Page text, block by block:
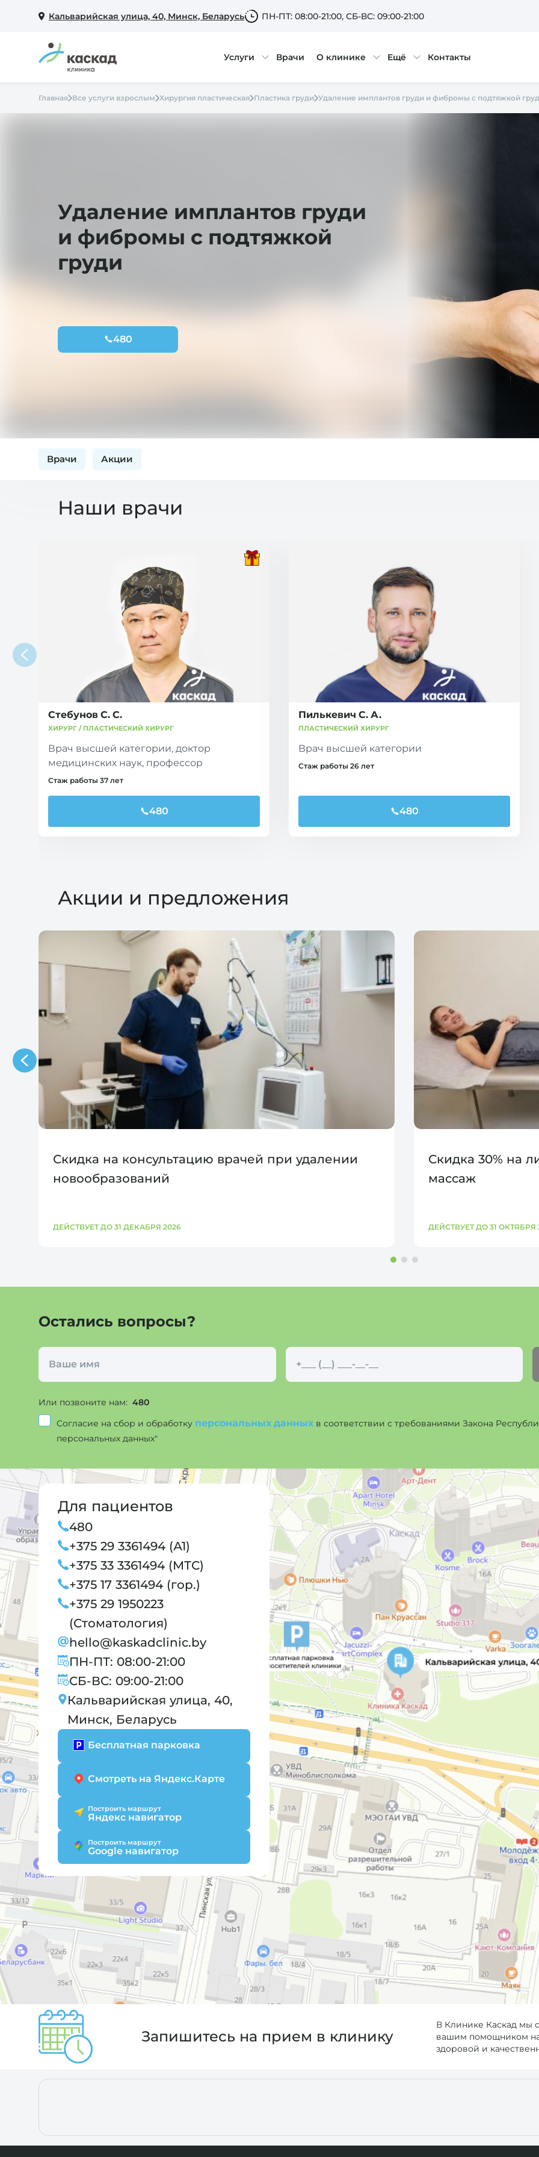
Кальварийская улица, 40, Минск, Беларусь ПН-ПТ: 08:00-21:00, СБ-ВС: 09:00-21:00
Услуги Врачи О клинике Ещё Контакты
Главная Все услуги взрослым Хирургия пластическая Пластика груди Удаление имплантов груди и фибромы с подтяжкой
Удаление имплантов груди
и фибромы с подтяжкой
груди
480
Врачи Акции
Наши врачи
Стебунов С. С.
ХИРУРГ / ПЛАСТИЧЕСКИЙ ХИРУРГ
Врач высшей категории, доктор
медицинских наук, профессор
Стаж работы 37 лет
480
Пилькевич С. А.
ПЛАСТИЧЕСКИЙ ХИРУРГ
Врач высшей категории
Стаж работы 26 лет
480
Акции и предложения
Скидка на консультацию врачей при удалении
новообразований
ДЕЙСТВУЕТ ДО 31 ДЕКАБРЯ 2026
Скидка 30% на
массаж
ДЕЙСТВУЕТ ДО 31 ОКТЯБРЯ
Остались вопросы?
Или позвоните нам: 480
Согласие на сбор и обработку персональных данных в соответствии с требованиями Закона
персональных данных"
Для пациентов
480
+375 29 3361494 (А1)
+375 33 3361494 (МТС)
+375 17 3361494 (гор.)
+375 29 1950223
(Стоматология)
hello@kaskadclinic.by
ПН-ПТ: 08:00-21:00
СБ-ВС: 09:00-21:00
Кальварийская улица, 40,
Минск, Беларусь
Бесплатная парковка
Смотреть на Яндекс.Карте
Построить маршрут
Яндекс навигатор
Построить маршрут
Google навигатор
Запишитесь на прием в клинику
В Клинике Каскад мы
вашим помощником на
здоровой и